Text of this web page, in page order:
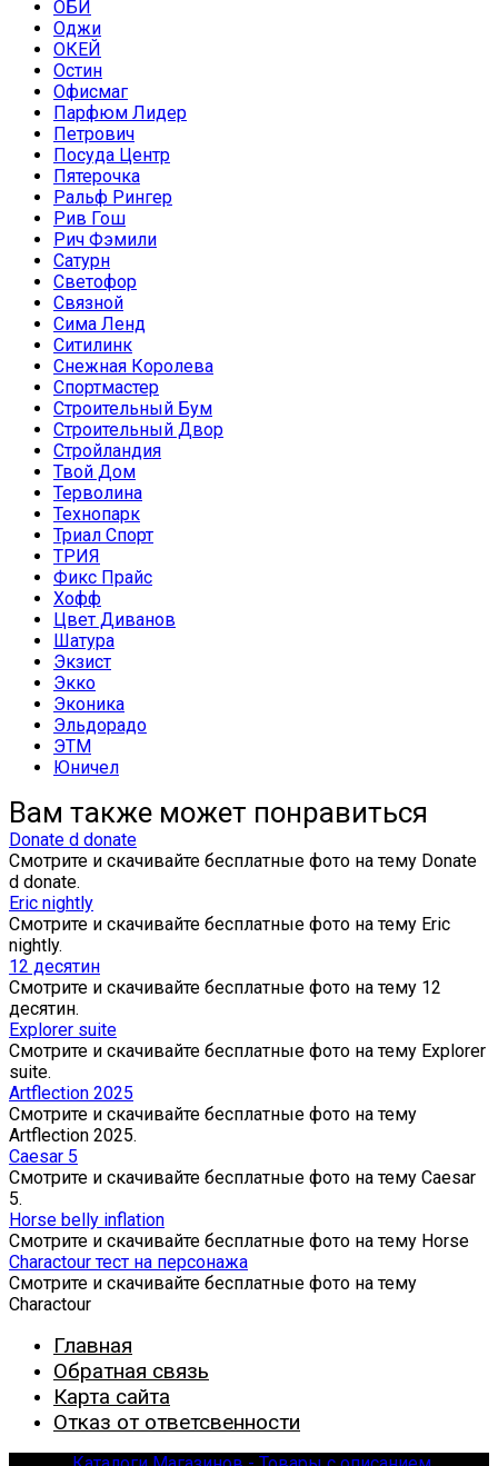
ОБИ
Оджи
ОКЕЙ
Остин
Офисмаг
Парфюм Лидер
Петрович
Посуда Центр
Пятерочка
Ральф Рингер
Рив Гош
Рич Фэмили
Сатурн
Светофор
Связной
Сима Ленд
Ситилинк
Снежная Королева
Спортмастер
Строительный Бум
Строительный Двор
Стройландия
Твой Дом
Терволина
Технопарк
Триал Спорт
ТРИЯ
Фикс Прайс
Хофф
Цвет Диванов
Шатура
Экзист
Экко
Эконика
Эльдорадо
ЭТМ
Юничел
Вам также может понравиться
Donate d donate
Смотрите и скачивайте бесплатные фото на тему Donate
d donate.
Eric nightly
Смотрите и скачивайте бесплатные фото на тему Eric
nightly.
12 десятин
Смотрите и скачивайте бесплатные фото на тему 12
десятин.
Explorer suite
Смотрите и скачивайте бесплатные фото на тему Explorer
suite.
Artflection 2025
Смотрите и скачивайте бесплатные фото на тему
Artflection 2025.
Caesar 5
Смотрите и скачивайте бесплатные фото на тему Caesar
5.
Horse belly inflation
Смотрите и скачивайте бесплатные фото на тему Horse
Charactour тест на персонажа
Смотрите и скачивайте бесплатные фото на тему
Charactour
Главная
Обратная связь
Карта сайта
Отказ от ответсвенности